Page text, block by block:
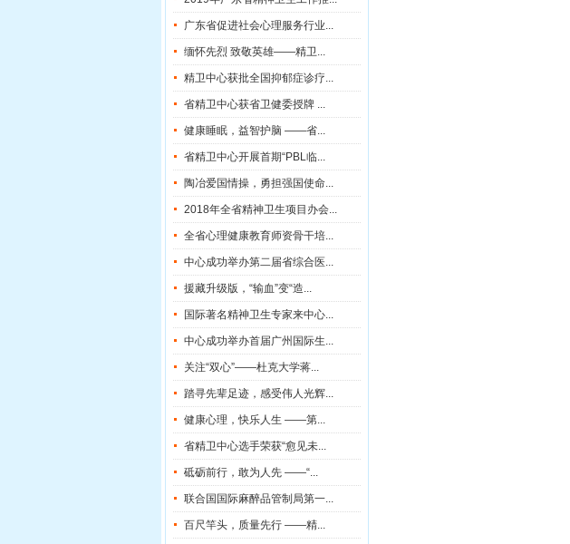
广东省促进社会心理服务行业...
缅怀先烈 致敬英雄——精卫...
精卫中心获批全国抑郁症诊疗...
省精卫中心获省卫健委授牌 ...
健康睡眠，益智护脑 ——省...
省精卫中心开展首期“PBL临...
陶冶爱国情操，勇担强国使命...
2018年全省精神卫生项目办会...
全省心理健康教育师资骨干培...
中心成功举办第二届省综合医...
援藏升级版，“输血”变“造...
国际著名精神卫生专家来中心...
中心成功举办首届广州国际生...
关注“双心”——杜克大学蒋...
踏寻先辈足迹，感受伟人光辉...
健康心理，快乐人生 ——第...
省精卫中心选手荣获“愈见未...
砥砺前行，敢为人先 ——“...
联合国国际麻醉品管制局第一...
百尺竿头，质量先行 ——精...